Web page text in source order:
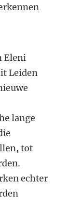
Eleni
Leiden
lange
tot
echter